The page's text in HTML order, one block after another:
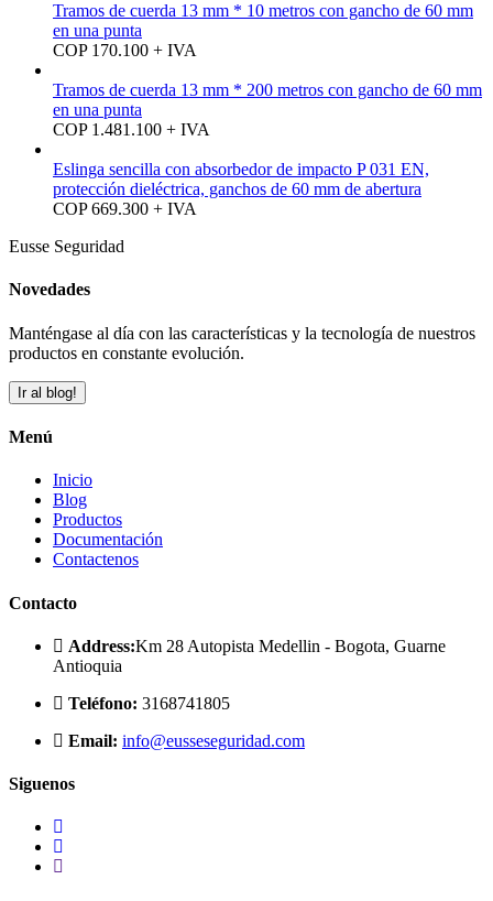
Tramos de cuerda 13 mm * 10 metros con gancho de 60 mm
en una punta
COP 170.100 + IVA
Tramos de cuerda 13 mm * 200 metros con gancho de 60 mm
en una punta
COP 1.481.100 + IVA
Eslinga sencilla con absorbedor de impacto P 031 EN,
protección dieléctrica, ganchos de 60 mm de abertura
COP 669.300 + IVA
Eusse Seguridad
Novedades
Manténgase al día con las características y la tecnología de nuestros
productos en constante evolución.
Ir al blog!
Menú
Inicio
Blog
Productos
Documentación
Contactenos
Contacto
Address:Km 28 Autopista Medellin - Bogota, Guarne
Antioquia
Teléfono: 3168741805
Email: info@eusseseguridad.com
Siguenos